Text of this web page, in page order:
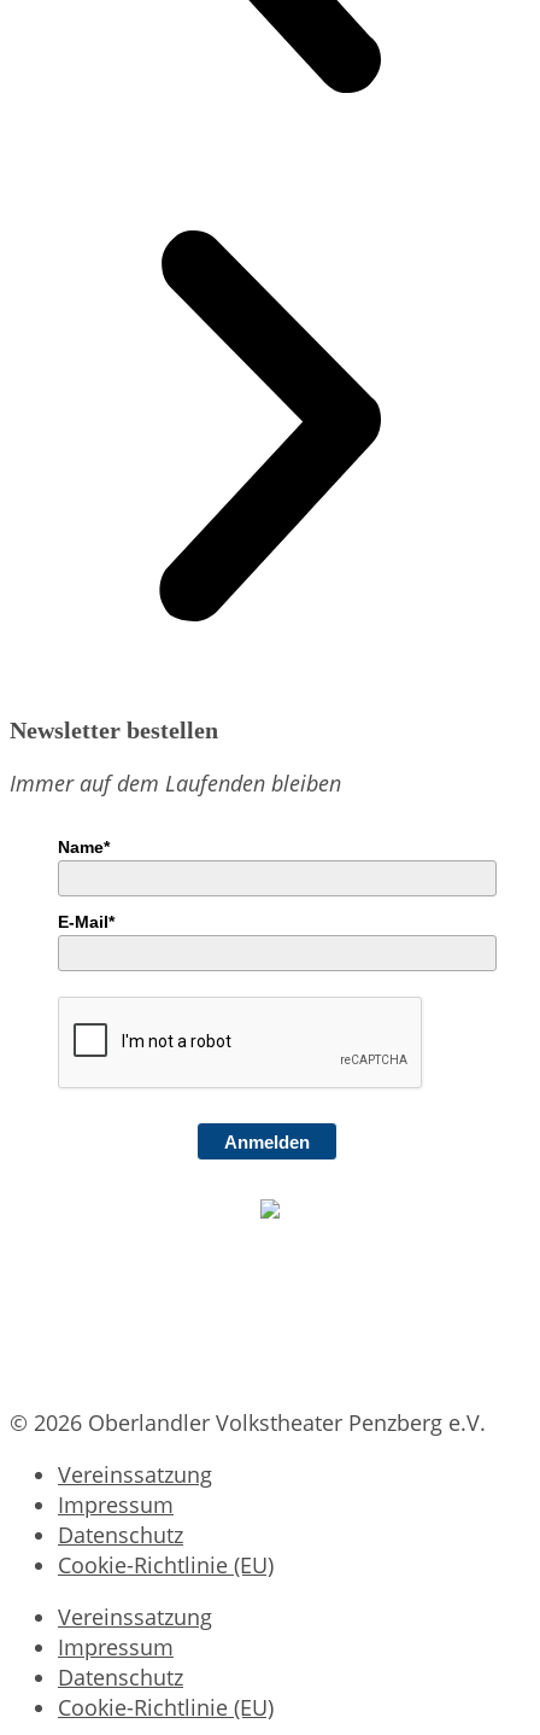
Newsletter bestellen
Immer auf dem Laufenden bleiben
Name*
E-Mail*
Anmelden
© 2026 Oberlandler Volkstheater Penzberg e.V.
Vereinssatzung
Impressum
Datenschutz
Cookie-Richtlinie (EU)
Vereinssatzung
Impressum
Datenschutz
Cookie-Richtlinie (EU)